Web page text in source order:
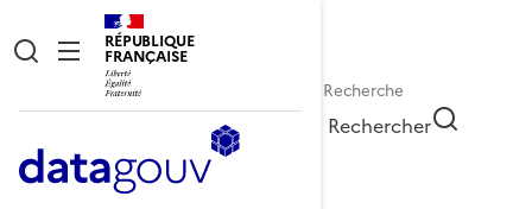
RÉPUBLIQUE
FRANÇAISE
Rechercher